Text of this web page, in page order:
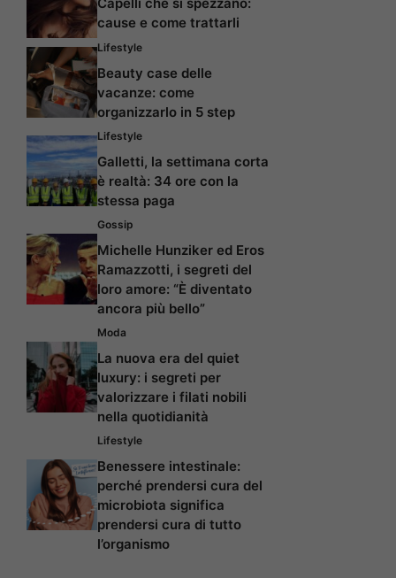
cause e come trattarli
Lifestyle
Beauty case delle
vacanze: come
organizzarlo in 5 step
Lifestyle
Galletti, la settimana corta
è realtà: 34 ore con la
stessa paga
Gossip
Michelle Hunziker ed Eros
Ramazzotti, i segreti del
loro amore: “È diventato
ancora più bello”
Moda
La nuova era del quiet
luxury: i segreti per
valorizzare i filati nobili
nella quotidianità
Lifestyle
Benessere intestinale:
perché prendersi cura del
microbiota significa
prendersi cura di tutto
l’organismo